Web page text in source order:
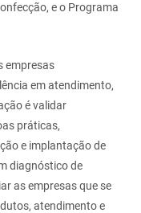
e o Programa
empresas
em atendimento,
é validar
práticas,
e implantação de
diagnóstico de
as empresas que se
atendimento e